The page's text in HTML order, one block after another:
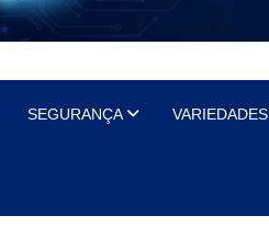
SEGURANÇA VARIEDADES